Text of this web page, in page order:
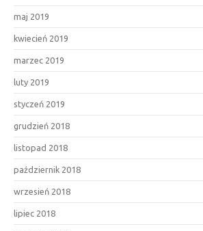
maj 2019
kwiecień 2019
marzec 2019
luty 2019
styczeń 2019
grudzień 2018
listopad 2018
październik 2018
wrzesień 2018
lipiec 2018